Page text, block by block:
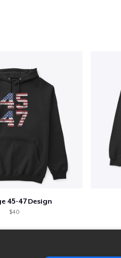
45-47 Design
$40